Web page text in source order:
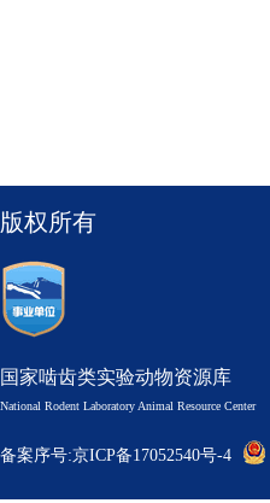
版权所有
国家啮齿类实验动物资源库
National Rodent Laboratory Animal Resource Center
备案序号:京ICP备17052540号-4